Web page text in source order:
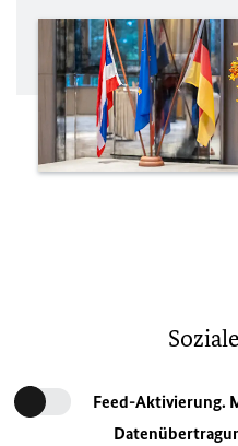
Feed-Aktivierung.